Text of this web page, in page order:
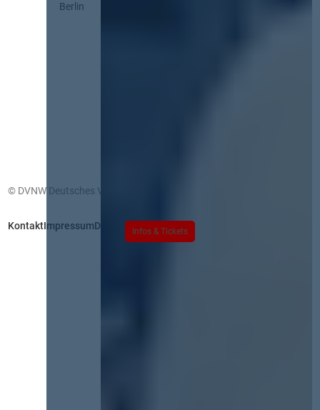
Infos & Tickets
Berlin
© DVNW Deutsches Vergabenetzwerk GmbH
KontaktImpressumDatenschutz